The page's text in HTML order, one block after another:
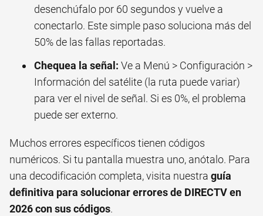
desenchúfalo por 60 segundos y vuelve a
conectarlo. Este simple paso soluciona más del
50% de las fallas reportadas.
Chequea la señal: Ve a Menú > Configuración >
Información del satélite (la ruta puede variar)
para ver el nivel de señal. Si es 0%, el problema
puede ser externo.
Muchos errores específicos tienen códigos
numéricos. Si tu pantalla muestra uno, anótalo. Para
una decodificación completa, visita nuestra guía
definitiva para solucionar errores de DIRECTV en
2026 con sus códigos.